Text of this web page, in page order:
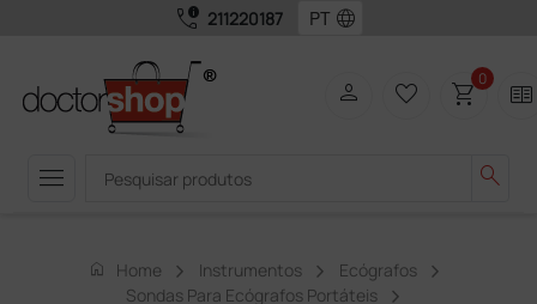
call_quality 211220187 language
menu search
person favorite_border shopping_cart0 two_pager
home Home Instrumentos
Ecógrafos
Sondas Para Ecógrafos Portáteis